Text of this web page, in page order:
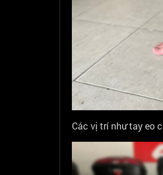
Các vị trí như tay eo